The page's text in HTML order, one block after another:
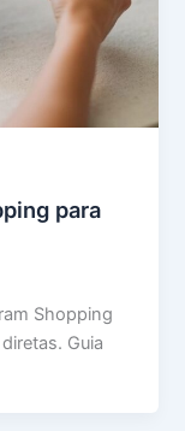
para
Shopping
Guia